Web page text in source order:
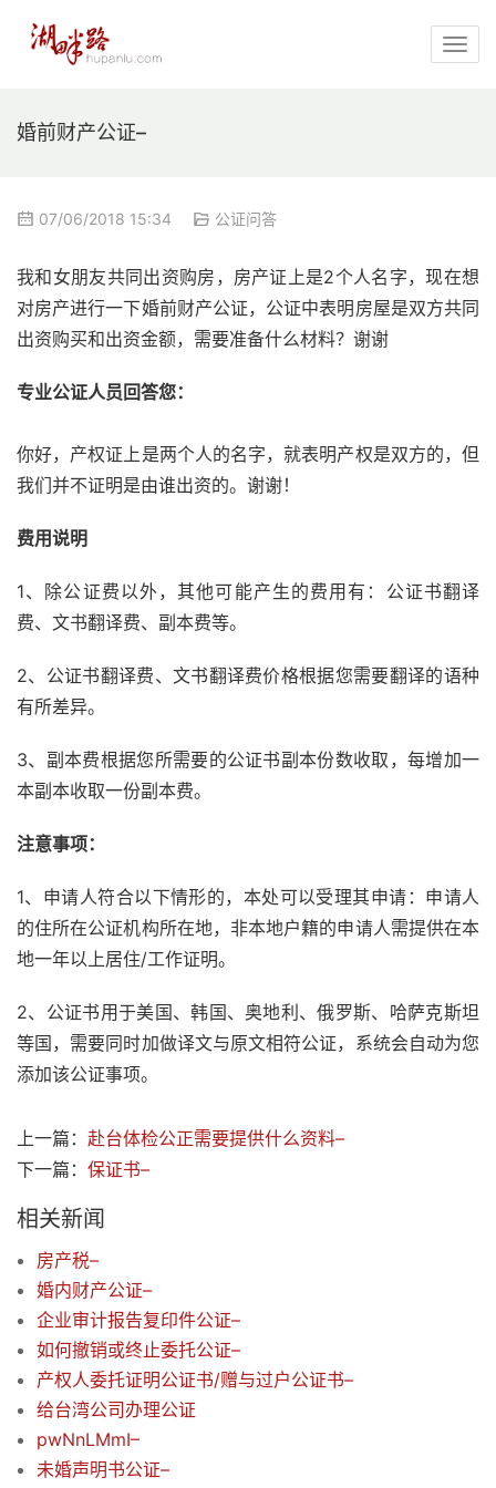
婚前财产公证–
07/06/2018 15:34 公证问答
我和女朋友共同出资购房，房产证上是2个人名字，现在想
对房产进行一下婚前财产公证，公证中表明房屋是双方共同
出资购买和出资金额，需要准备什么材料？谢谢
专业公证人员回答您：
你好，产权证上是两个人的名字，就表明产权是双方的，但
我们并不证明是由谁出资的。谢谢！
费用说明
1、除公证费以外，其他可能产生的费用有：公证书翻译
费、文书翻译费、副本费等。
2、公证书翻译费、文书翻译费价格根据您需要翻译的语种
有所差异。
3、副本费根据您所需要的公证书副本份数收取，每增加一
本副本收取一份副本费。
注意事项：
1、申请人符合以下情形的，本处可以受理其申请：申请人
的住所在公证机构所在地，非本地户籍的申请人需提供在本
地一年以上居住/工作证明。
2、公证书用于美国、韩国、奥地利、俄罗斯、哈萨克斯坦
等国，需要同时加做译文与原文相符公证，系统会自动为您
添加该公证事项。
上一篇： 赴台体检公正需要提供什么资料–
下一篇： 保证书–
相关新闻
房产税–
婚内财产公证–
企业审计报告复印件公证–
如何撤销或终止委托公证–
产权人委托证明公证书/赠与过户公证书–
给台湾公司办理公证
pwNnLMmI–
未婚声明书公证–